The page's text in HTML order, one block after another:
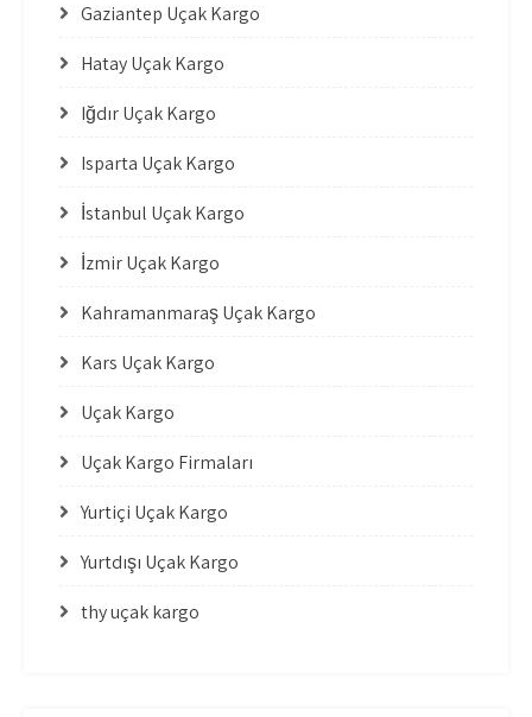
Gaziantep Uçak Kargo
Hatay Uçak Kargo
Iğdır Uçak Kargo
Isparta Uçak Kargo
İstanbul Uçak Kargo
İzmir Uçak Kargo
Kahramanmaraş Uçak Kargo
Kars Uçak Kargo
Uçak Kargo
Uçak Kargo Firmaları
Yurtiçi Uçak Kargo
Yurtdışı Uçak Kargo
thy uçak kargo